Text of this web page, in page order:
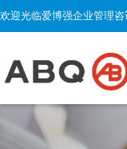
欢迎光临爱博强企业管理